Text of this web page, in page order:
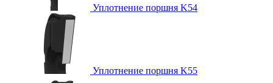
Уплотнение поршня K54
Уплотнение поршня K55